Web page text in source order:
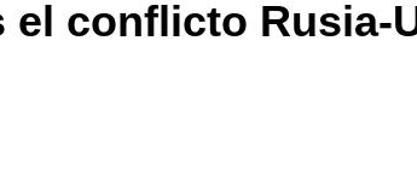
el conflicto Rusia-